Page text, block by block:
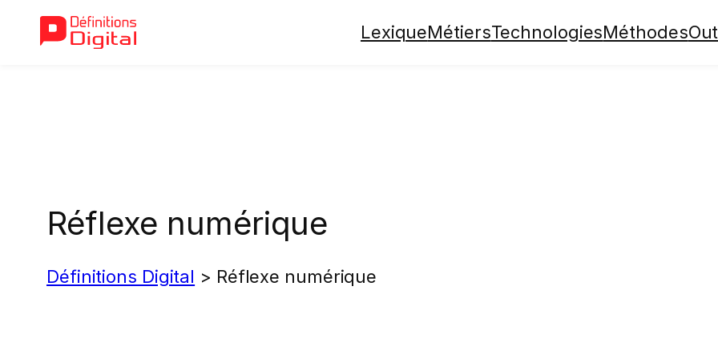
LexiqueMétiersTechnologiesMéthodes
Réflexe numérique
Définitions Digital > Réflexe numérique